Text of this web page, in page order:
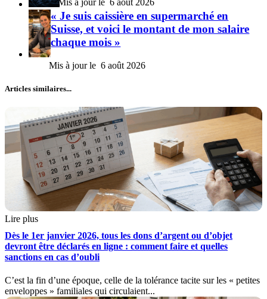
« Je suis caissière en supermarché en
Suisse, et voici le montant de mon salaire
chaque mois »
6 août 2026
Articles similaires...
Lire plus
Dès le 1er janvier 2026, tous les dons d’argent ou d’objet
devront être déclarés en ligne : comment faire et quelles
sanctions en cas d’oubli
C’est la fin d’une époque, celle de la tolérance tacite sur les « petites
enveloppes » familiales qui circulaient...